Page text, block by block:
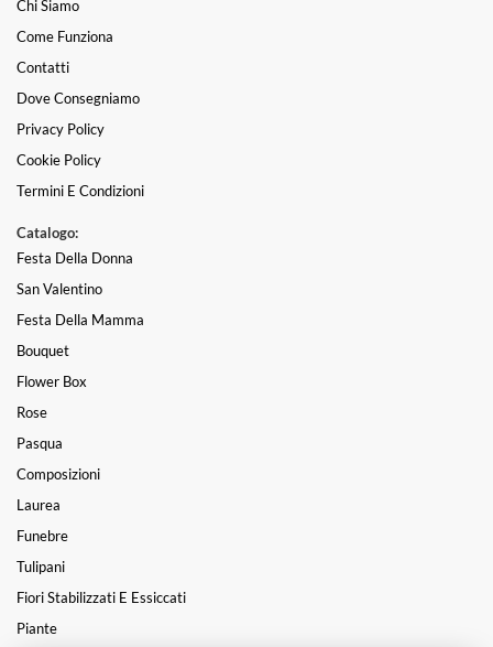
Chi Siamo
Come Funziona
Contatti
Dove Consegniamo
Privacy Policy
Cookie Policy
Termini E Condizioni
Catalogo:
Festa Della Donna
San Valentino
Festa Della Mamma
Bouquet
Flower Box
Rose
Pasqua
Composizioni
Laurea
Funebre
Tulipani
Fiori Stabilizzati E Essiccati
Piante